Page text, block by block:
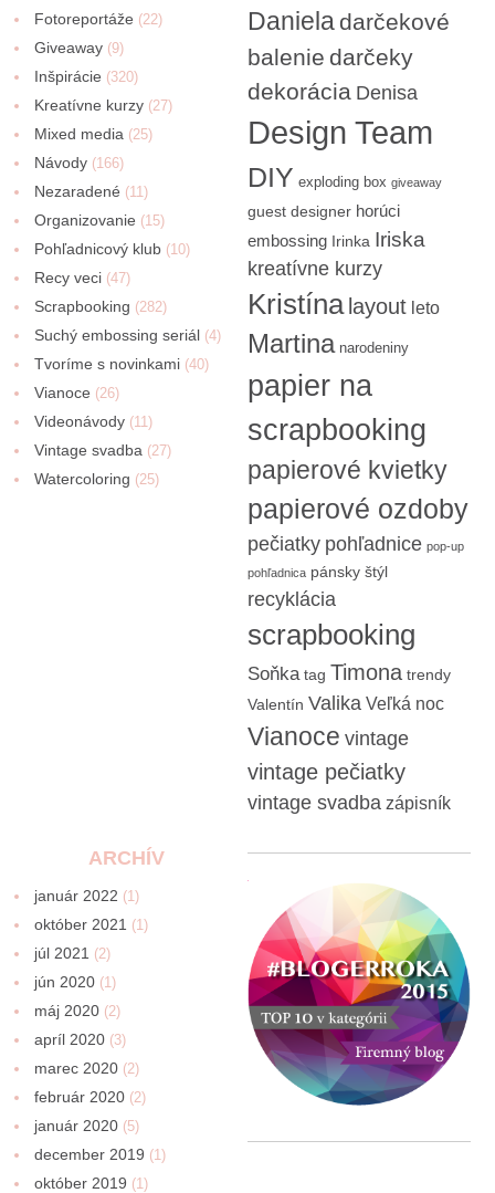
Fotoreportáže (22)
Giveaway (9)
Inšpirácie (320)
Kreatívne kurzy (27)
Mixed media (25)
Návody (166)
Nezaradené (11)
Organizovanie (15)
Pohľadnicový klub (10)
Recy veci (47)
Scrapbooking (282)
Suchý embossing seriál (4)
Tvoríme s novinkami (40)
Vianoce (26)
Videonávody (11)
Vintage svadba (27)
Watercoloring (25)
Daniela darčekové
balenie darčeky
dekorácia Denisa
Design Team
DIY exploding box giveaway
guest designer horúci
embossing Irinka Iriska
kreatívne kurzy
Kristína layout leto
Martina narodeniny
papier na
scrapbooking
papierové kvietky
papierové ozdoby
pečiatky pohľadnice pop-up
pohľadnica pánsky štýl
recyklácia
scrapbooking
Soňka tag Timona trendy
Valentín Valika Veľká noc
Vianoce vintage
vintage pečiatky
vintage svadba zápisník
ARCHÍV
január 2022 (1)
október 2021 (1)
júl 2021 (2)
jún 2020 (1)
máj 2020 (2)
apríl 2020 (3)
marec 2020 (2)
február 2020 (2)
január 2020 (5)
december 2019 (1)
október 2019 (1)